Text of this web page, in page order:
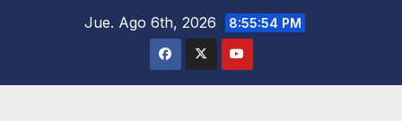
Jue. Ago 6th, 2026 8:55:55 PM